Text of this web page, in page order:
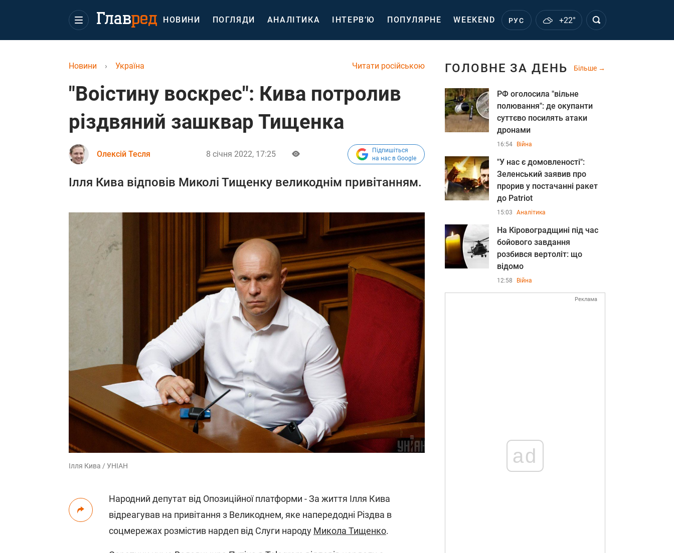
НОВИНИ ПОГЛЯДИ АНАЛІТИКА ІНТЕРВ’Ю ПОПУЛЯРНЕ WEEKEND РУС +22°
Читати російською
Новини › Україна
"Воістину воскрес": Кива потролив
різдвяний зашквар Тищенка
Олексій Тесля 8 січня 2022, 17:25
Підпишіться
на нас в Google
Ілля Кива відповів Миколі Тищенку великоднім привітанням.
Ілля Кива / УНІАН
Народний депутат від Опозиційної платформи - За життя Ілля Кива
відреагував на привітання з Великоднем, яке напередодні Різдва в
соцмережах розмістив нардеп від Слуги народу Микола Тищенко.
ГОЛОВНЕ ЗА ДЕНЬ Більше
РФ оголосила "вільне
полювання": де окупанти
суттєво посилять атаки
дронами
16:54 Війна
"У нас є домовленості":
Зеленський заявив про
прорив у постачанні ракет
до Patriot
15:03 Аналітика
На Кіровоградщині під час
бойового завдання
розбився вертоліт: що
відомо
12:58 Війна
Реклама
ad